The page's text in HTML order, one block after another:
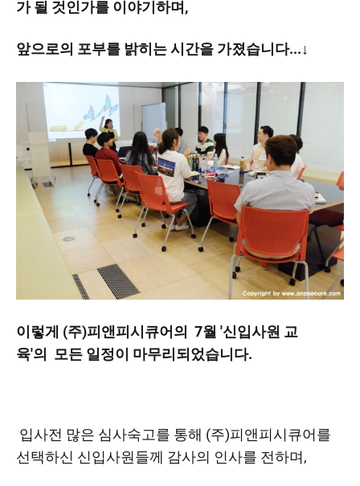
가 될 것인가를 이야기하며,
앞으로의 포부를 밝히는 시간을 가졌습니다...↓
이렇게 (주)피앤피시큐어의 7월 '신입사원 교
육'의 모든 일정이 마무리되었습니다.
입사전 많은 심사숙고를 통해 (주)피앤피시큐어를
선택하신 신입사원들께 감사의 인사를 전하며,